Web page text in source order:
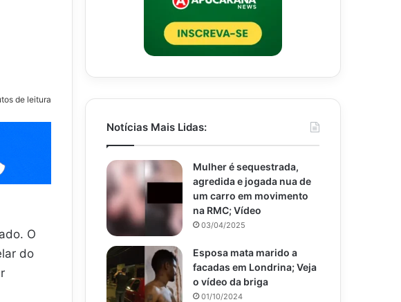
de leitura
O
do
Notícias Mais Lidas:
Mulher é sequestrada,
agredida e jogada nua de
um carro em movimento
na RMC; Vídeo
03/04/2025
Esposa mata marido a
facadas em Londrina; Veja
o vídeo da briga
01/10/2024